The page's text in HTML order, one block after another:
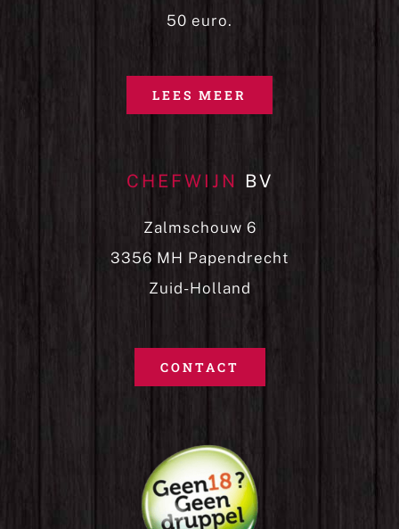
50 euro.
LEES MEER
CHEFWIJN BV
Zalmschouw 6
3356 MH Papendrecht
Zuid-Holland
CONTACT